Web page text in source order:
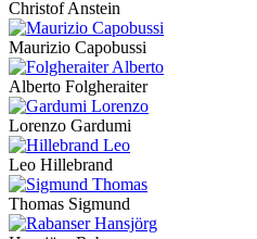
Christof Anstein
Maurizio Capobussi
Alberto Folgheraiter
Lorenzo Gardumi
Leo Hillebrand
Thomas Sigmund